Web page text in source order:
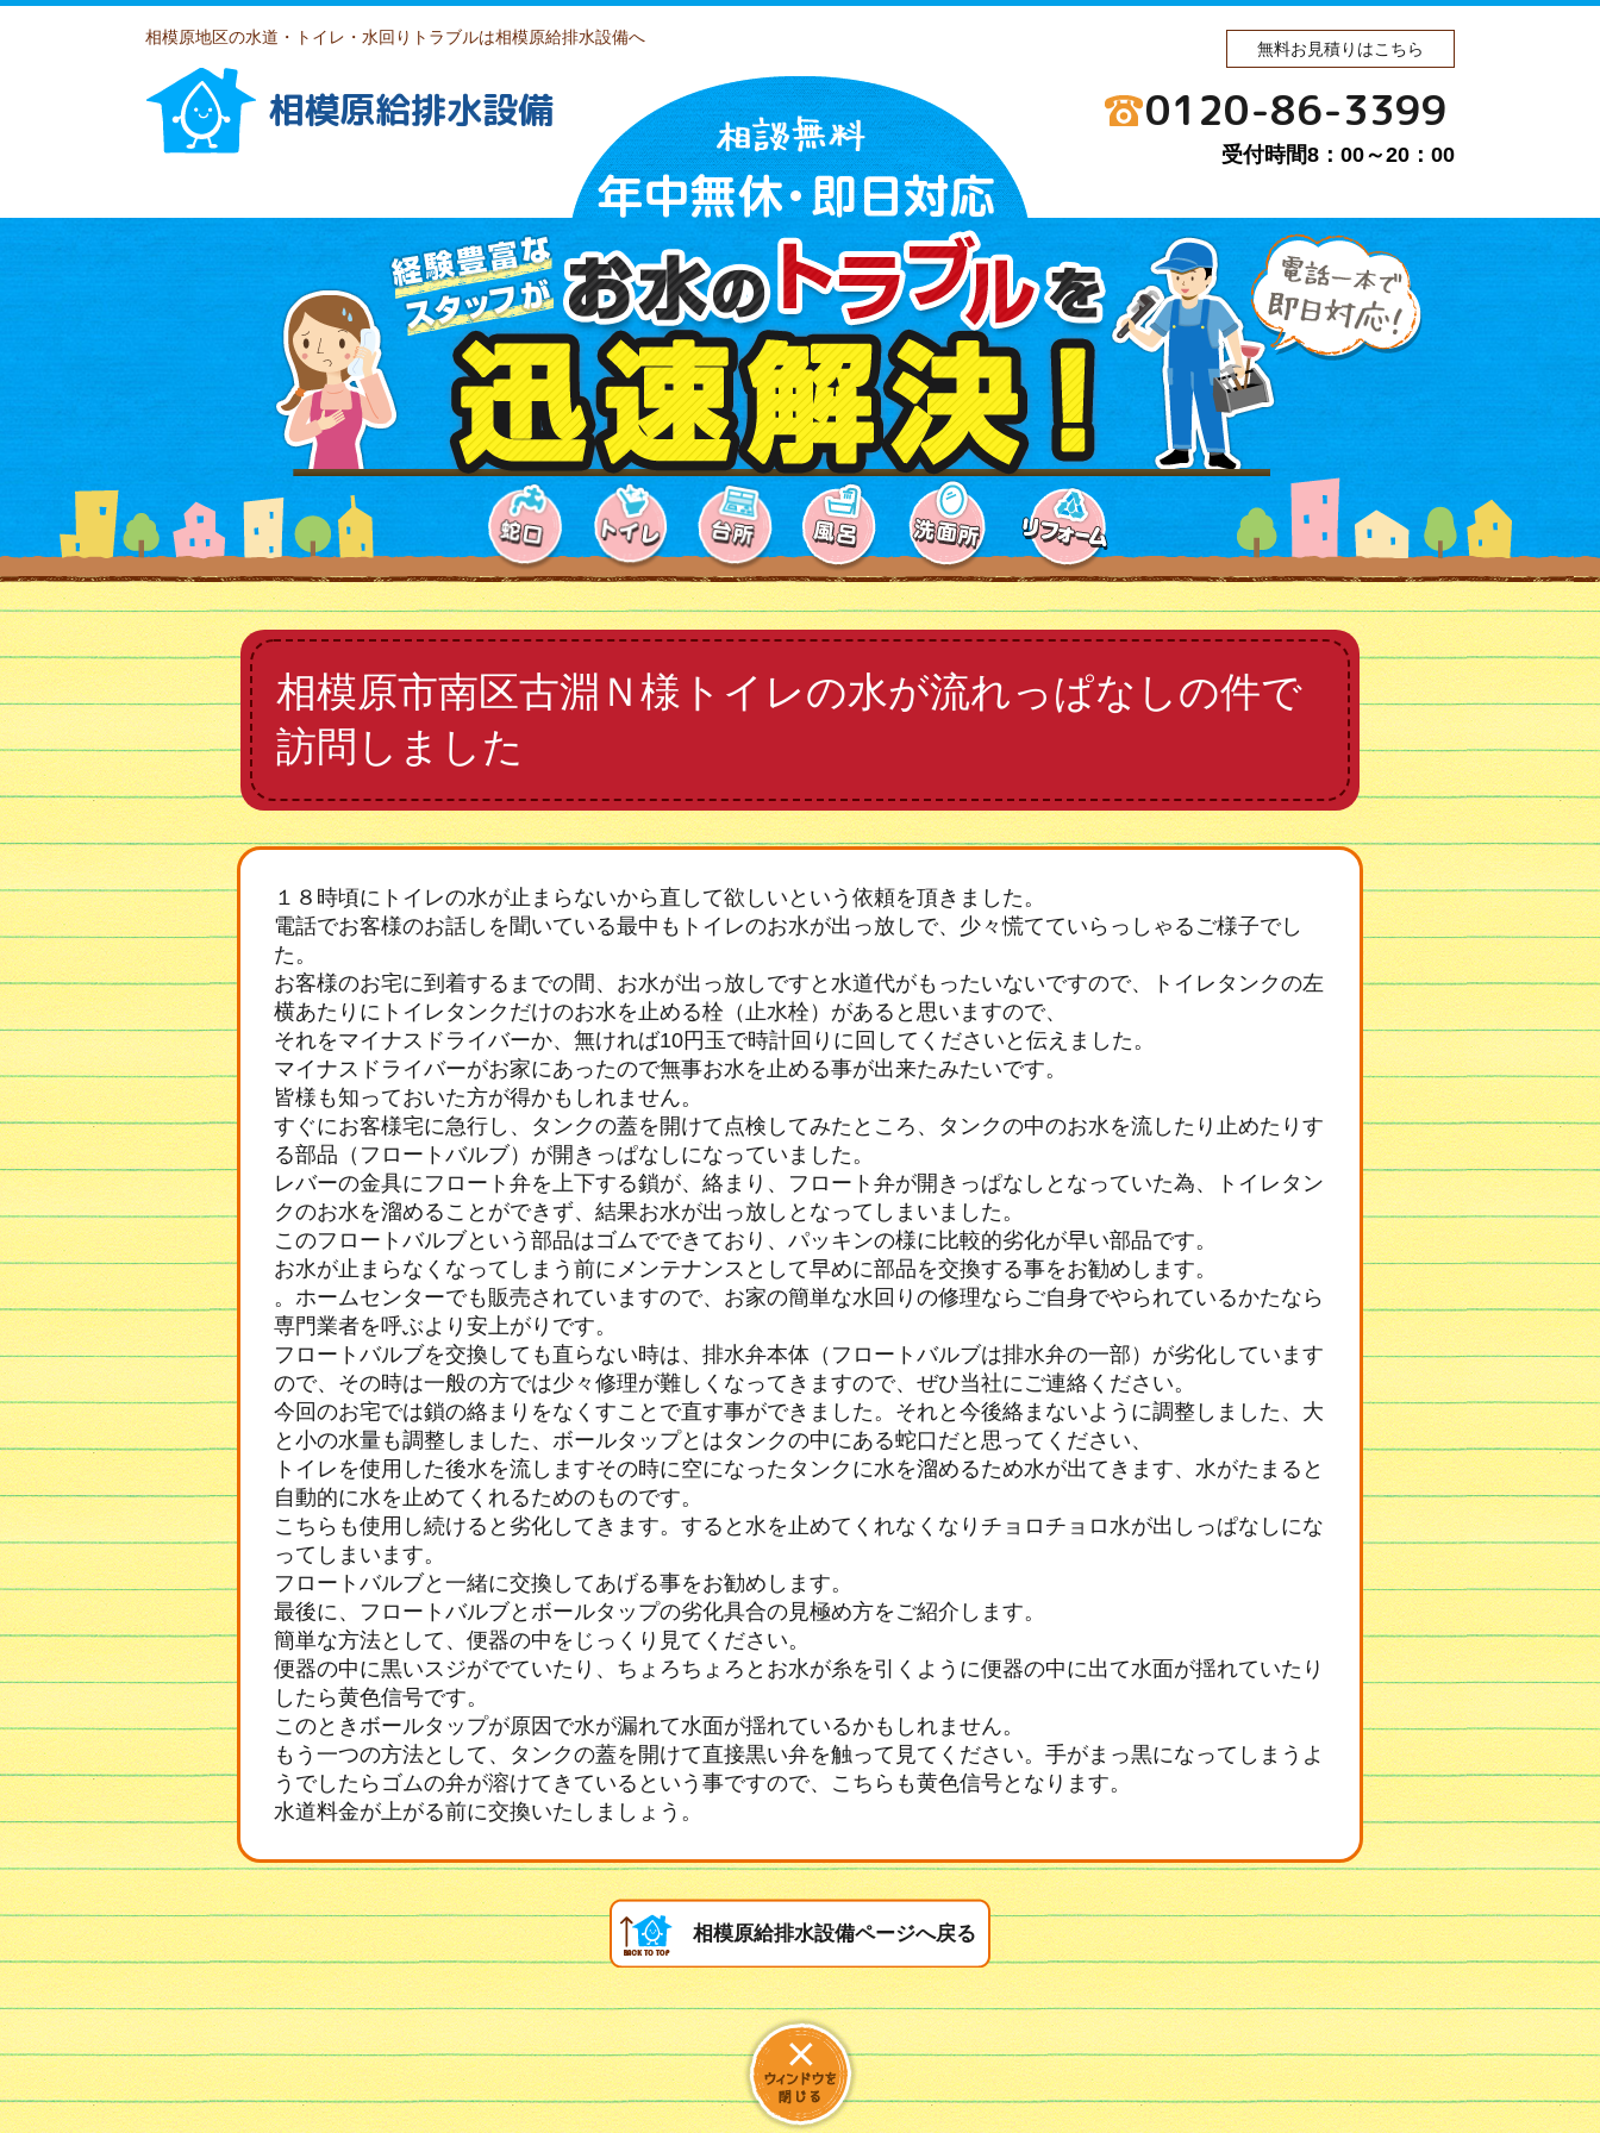
相模原地区の水道・トイレ・水回りトラブルは相模原給排水設備へ
無料お見積りはこちら
相模原給排水設備 0120-86-3399
受付時間8：00～20：00
相模原市南区古淵Ｎ様トイレの水が流れっぱなしの件で
訪問しました
１８時頃にトイレの水が止まらないから直して欲しいという依頼を頂きました。
電話でお客様のお話しを聞いている最中もトイレのお水が出っ放しで、少々慌てていらっしゃるご様子でし
た。
お客様のお宅に到着するまでの間、お水が出っ放しですと水道代がもったいないですので、トイレタンクの左
横あたりにトイレタンクだけのお水を止める栓（止水栓）があると思いますので、
それをマイナスドライバーか、無ければ10円玉で時計回りに回してくださいと伝えました。
マイナスドライバーがお家にあったので無事お水を止める事が出来たみたいです。
皆様も知っておいた方が得かもしれません。
すぐにお客様宅に急行し、タンクの蓋を開けて点検してみたところ、タンクの中のお水を流したり止めたりす
る部品（フロートバルブ）が開きっぱなしになっていました。
レバーの金具にフロート弁を上下する鎖が、絡まり、フロート弁が開きっぱなしとなっていた為、トイレタン
クのお水を溜めることができず、結果お水が出っ放しとなってしまいました。
このフロートバルブという部品はゴムでできており、パッキンの様に比較的劣化が早い部品です。
お水が止まらなくなってしまう前にメンテナンスとして早めに部品を交換する事をお勧めします。
。ホームセンターでも販売されていますので、お家の簡単な水回りの修理ならご自身でやられているかたなら
専門業者を呼ぶより安上がりです。
フロートバルブを交換しても直らない時は、排水弁本体（フロートバルブは排水弁の一部）が劣化しています
ので、その時は一般の方では少々修理が難しくなってきますので、ぜひ当社にご連絡ください。
今回のお宅では鎖の絡まりをなくすことで直す事ができました。それと今後絡まないように調整しました、大
と小の水量も調整しました、ボールタップとはタンクの中にある蛇口だと思ってください、
トイレを使用した後水を流しますその時に空になったタンクに水を溜めるため水が出てきます、水がたまると
自動的に水を止めてくれるためのものです。
こちらも使用し続けると劣化してきます。すると水を止めてくれなくなりチョロチョロ水が出しっぱなしにな
ってしまいます。
フロートバルブと一緒に交換してあげる事をお勧めします。
最後に、フロートバルブとボールタップの劣化具合の見極め方をご紹介します。
簡単な方法として、便器の中をじっくり見てください。
便器の中に黒いスジがでていたり、ちょろちょろとお水が糸を引くように便器の中に出て水面が揺れていたり
したら黄色信号です。
このときボールタップが原因で水が漏れて水面が揺れているかもしれません。
もう一つの方法として、タンクの蓋を開けて直接黒い弁を触って見てください。手がまっ黒になってしまうよ
うでしたらゴムの弁が溶けてきているという事ですので、こちらも黄色信号となります。
水道料金が上がる前に交換いたしましょう。
相模原給排水設備ページへ戻る